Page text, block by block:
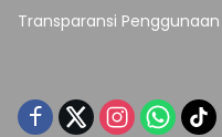
Transparansi